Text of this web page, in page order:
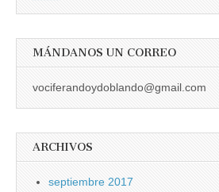
MÁNDANOS UN CORREO
vociferandoydoblando@gmail.com
ARCHIVOS
septiembre 2017